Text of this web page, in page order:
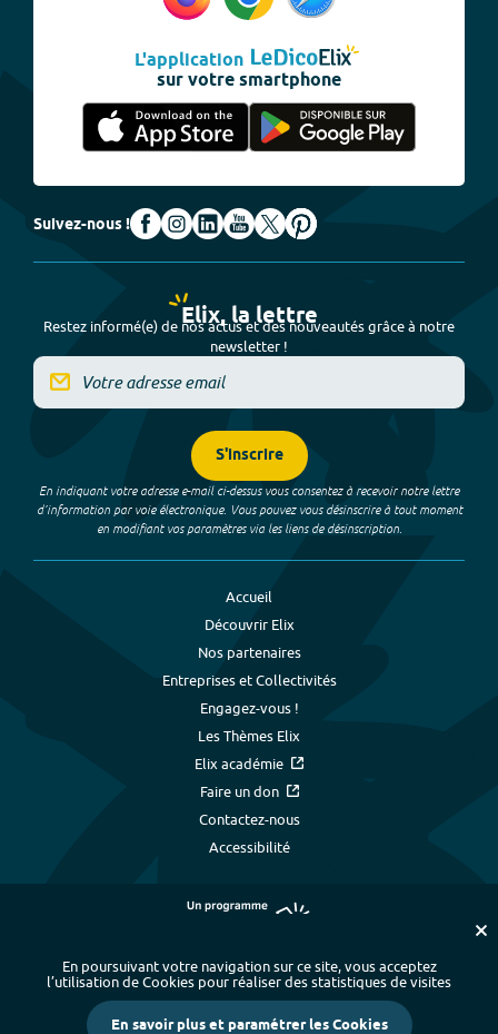
L'application
sur votre smartphone
Suivez-nous !
Elix, la lettre
Restez informé(e) de nos actus et des nouveautés grâce à notre
newsletter !
S'inscrire
En indiquant votre adresse e-mail ci-dessus vous consentez à recevoir notre lettre
d’information par voie électronique. Vous pouvez vous désinscrire à tout moment
en modifiant vos paramètres via les liens de désinscription.
Accueil
Découvrir Elix
Nos partenaires
Entreprises et Collectivités
Engagez-vous !
Les Thèmes Elix
Elix académie
Faire un don
Contactez-nous
Accessibilité
Plan du site - Index alphabétique
-
Mentions légales et données personnelles
- Paramétrer les cookies
En poursuivant votre navigation sur ce site, vous acceptez
l’utilisation de Cookies pour réaliser des statistiques de visites
En savoir plus et paramétrer les Cookies